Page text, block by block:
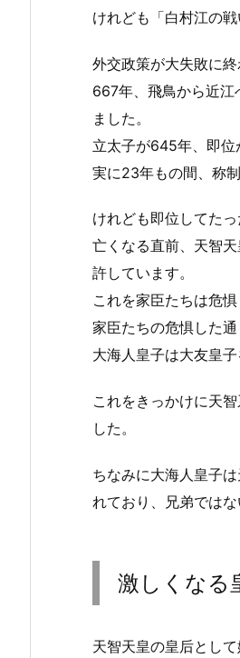
けれども「白村江の
外交政策が大失敗に
667年、飛鳥から近
ました。
立太子が645年、即位
実に23年もの間、称
けれども即位してた
亡くなる直前、天智
許しています。
これを家臣たちは危
家臣たちの危惧した
大海人皇子は大友皇
これをきっかけに天
した。
ちなみに大海人皇子
れており、兄弟ではな
激しくなる
天智天皇の皇后とし